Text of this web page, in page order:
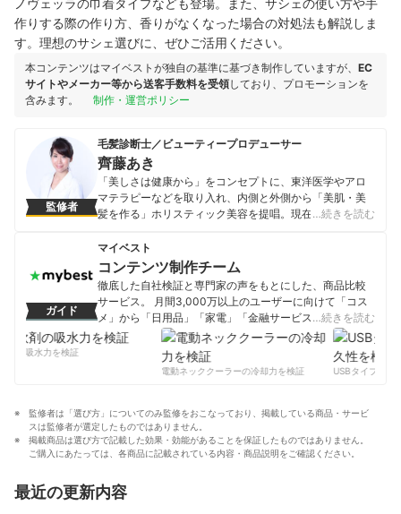
ノヴェッラの巾着タイプなども登場。また、サシェの使い方や手
作りする際の作り方、香りがなくなった場合の対処法も解説しま
す。理想のサシェ選びに、ぜひご活用ください。
本コンテンツはマイベストが独自の基準に基づき制作していますが、 EC
サイトやメーカー等から送客手数料を受領しており、プロモーションを
含みます。
制作・運営ポリシー
監修者
毛髪診断士／ビューティープロデューサー
齊藤あき
「美しさは健康から」をコンセプトに、東洋医学やアロ
マテラピーなどを取り入れ、内側と外側から「美肌・美
髪を作る」ホリスティック美容を提唱。現在はサロンワ
げている。 毛髪診断士認定講師、日本アロマ環境協会イ
ンストラクター・アロマセラピスト、オーガニックアド
バイザー、日本健康医療コーディネーターなど資格多
数。 （株）イフ＆シュア代表、美肌・美髪専門店「スキ
ンケアサロン・ティナロッサ」、ヘアケア大学主宰。
齊藤あきのプロフィール
…続きを読む
ガイド
マイベスト
コンテンツ制作チーム
徹底した自社検証と専門家の声をもとにした、商品比較
サービス。 月間3,000万以上のユーザーに向けて「コス
メ」から「日用品」「家電」「金融サービス」まで、ベ
ストな商品を選んでもらうために、毎日コンテンツを制
コンテンツ制作チームのプロフィール
…続きを読む
の吸水力を検証
電動ネッククーラーの冷却力を検証
USBタイプCケー
監修者は「選び方」についてのみ監修をおこなっており、掲載している商品・サービ
スは監修者が選定したものではありません。
掲載商品は選び方で記載した効果・効能があることを保証したものではありません。
ご購入にあたっては、各商品に記載されている内容・商品説明をご確認ください。
最近の更新内容